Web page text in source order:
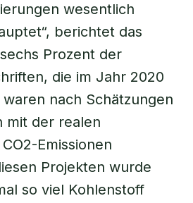
wesentlich
berichtet das
Prozent der
die im Jahr 2020
nach Schätzungen
mit der realen
Emissionen
Projekten wurde
so viel Kohlenstoff